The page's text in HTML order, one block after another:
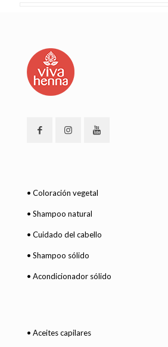
• Coloración vegetal
• Shampoo natural
• Cuidado del cabello
• Shampoo sólido
• Acondicionador sólido
• Aceites capilares